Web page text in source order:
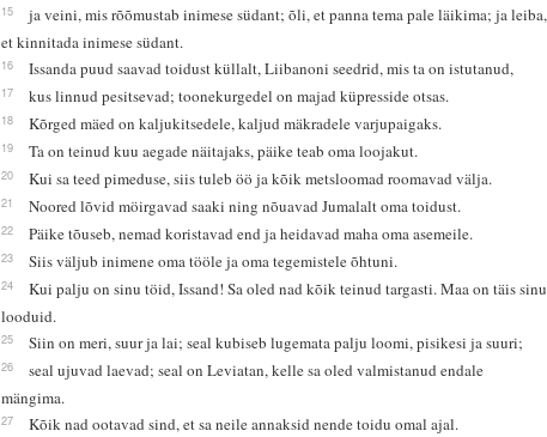
15
ja veini, mis rõõmustab inimese südant; õli, et panna tema pale läikima; ja leiba,
et kinnitada inimese südant.
16 Issanda puud saavad toidust küllalt, Liibanoni seedrid, mis ta on istutanud,
17 kus linnud pesitsevad; toonekurgedel on majad küpresside otsas.
18 Kõrged mäed on kaljukitsedele, kaljud mäkradele varjupaigaks.
19 Ta on teinud kuu aegade näitajaks, päike teab oma loojakut.
20 Kui sa teed pimeduse, siis tuleb öö ja kõik metsloomad roomavad välja.
21 Noored lõvid möirgavad saaki ning nõuavad Jumalalt oma toidust.
22 Päike tõuseb, nemad koristavad end ja heidavad maha oma asemeile.
23 Siis väljub inimene oma tööle ja oma tegemistele õhtuni.
24
Kui palju on sinu töid, Issand! Sa oled nad kõik teinud targasti. Maa on täis sinu
looduid.
25 Siin on meri, suur ja lai; seal kubiseb lugemata palju loomi, pisikesi ja suuri;
26
seal ujuvad laevad; seal on Leviatan, kelle sa oled valmistanud endale
mängima.
27 Kõik nad ootavad sind, et sa neile annaksid nende toidu omal ajal.